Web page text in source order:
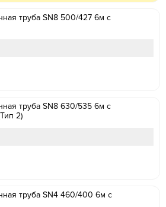
труба SN8 500/427 6м с
труба SN8 630/535 6м с
2)
труба SN4 460/400 6м с